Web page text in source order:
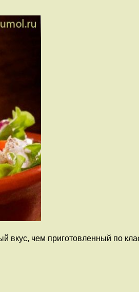
вкус, чем приготовленный по